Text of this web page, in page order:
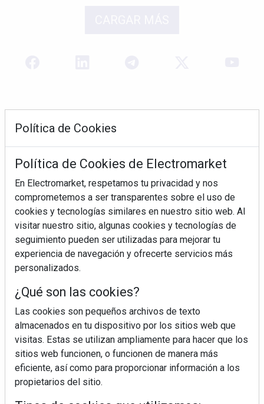
REVISTA 378
Política de Cookies
Política de Cookies de Electromarket
En Electromarket, respetamos tu privacidad y nos
comprometemos a ser transparentes sobre el uso de
cookies y tecnologías similares en nuestro sitio web. Al
visitar nuestro sitio, algunas cookies y tecnologías de
seguimiento pueden ser utilizadas para mejorar tu
experiencia de navegación y ofrecerte servicios más
personalizados.
¿Qué son las cookies?
Las cookies son pequeños archivos de texto
almacenados en tu dispositivo por los sitios web que
visitas. Estas se utilizan ampliamente para hacer que los
sitios web funcionen, o funcionen de manera más
eficiente, así como para proporcionar información a los
propietarios del sitio.